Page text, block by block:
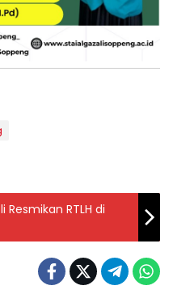
RTLH di